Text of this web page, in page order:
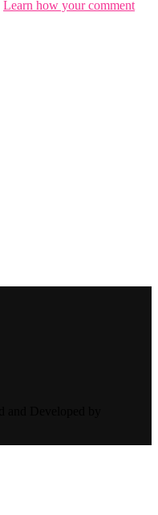
Learn how your comment